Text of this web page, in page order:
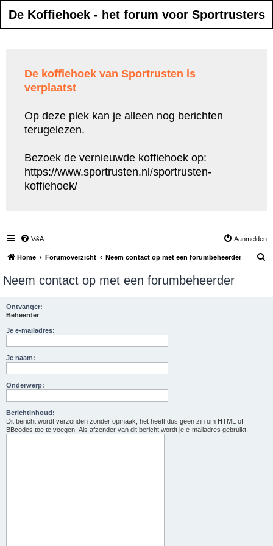
De Koffiehoek - het forum voor Sportrusters
De koffiehoek van Sportrusten is
verplaatst
Op deze plek kan je alleen nog berichten
terugelezen.
Bezoek de vernieuwde koffiehoek op:
https://www.sportrusten.nl/sportrusten-
koffiehoek/
V&A Aanmelden
Home Forumoverzicht Neem contact op met een forumbeheerder
Neem contact op met een forumbeheerder
Ontvanger:
Beheerder
Je e-mailadres:
Je naam:
Onderwerp:
Berichtinhoud:
Dit bericht wordt verzonden zonder opmaak, het heeft dus geen zin om HTML of
BBcodes toe te voegen. Als afzender van dit bericht wordt je e-mailadres gebruikt.